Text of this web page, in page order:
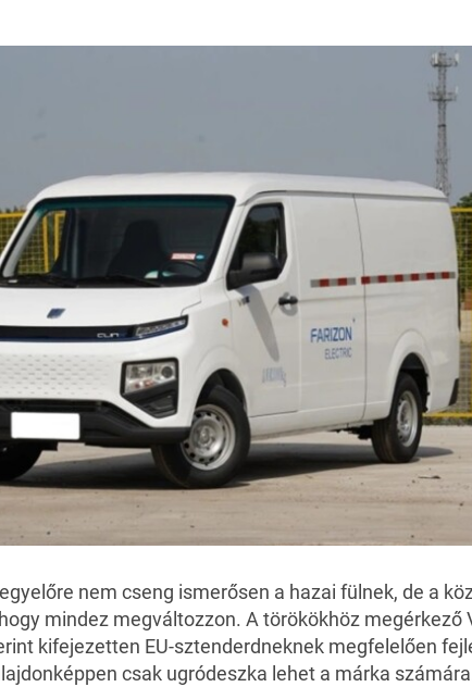
nem cseng ismerősen a hazai fülnek, de a
mindez megváltozzon. A törökökhöz megérkező
kifejezetten EU-sztenderdneknek megfelelően
csak ugródeszka lehet a márka